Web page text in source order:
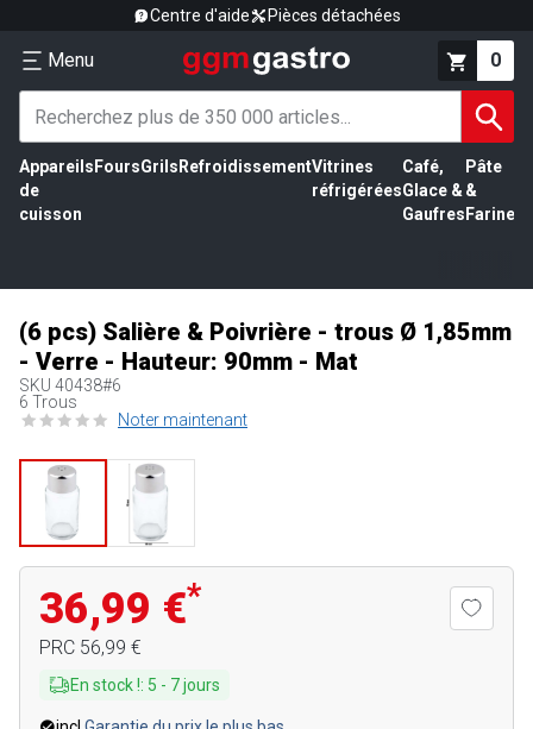
Centre d'aide Pièces détachées
Menu 0
Appareils
de
cuisson
FoursGrils RefroidissementVitrines
réfrigérées
Café,
Glace &
Gaufres
Pâte
&
Farine
(6 pcs) Salière & Poivrière - trous Ø 1,85mm
- Verre - Hauteur: 90mm - Mat
SKU 40438#6
6 Trous
Noter maintenant
36,99 €*
PRC 56,99 €
En stock !: 5 - 7jours